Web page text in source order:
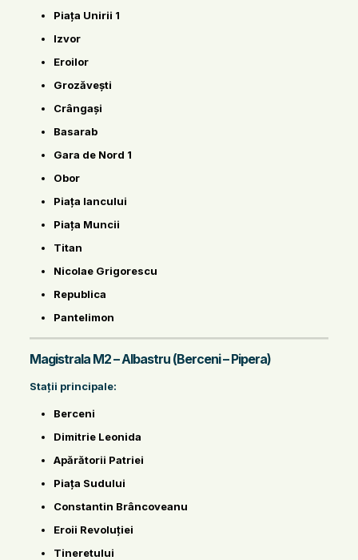
Piața Unirii 1
Izvor
Eroilor
Grozăvești
Crângași
Basarab
Gara de Nord 1
Obor
Piața Iancului
Piața Muncii
Titan
Nicolae Grigorescu
Republica
Pantelimon
Magistrala M2 – Albastru (Berceni – Pipera)
Stații principale:
Berceni
Dimitrie Leonida
Apărătorii Patriei
Piața Sudului
Constantin Brâncoveanu
Eroii Revoluției
Tineretului